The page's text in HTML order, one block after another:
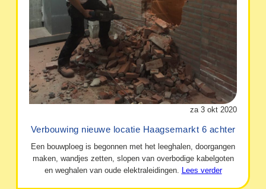
za 3 okt 2020
Verbouwing nieuwe locatie Haagsemarkt 6 achter
Een bouwploeg is begonnen met het leeghalen, doorgangen
maken, wandjes zetten, slopen van overbodige kabelgoten
en weghalen van oude elektraleidingen. Lees verder